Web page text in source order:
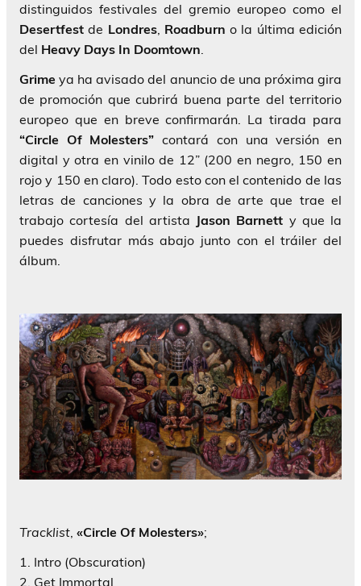
distinguidos festivales del gremio europeo como el
Desertfest de Londres, Roadburn o la última edición
del Heavy Days In Doomtown.
Grime ya ha avisado del anuncio de una próxima gira
de promoción que cubrirá buena parte del territorio
europeo que en breve confirmarán. La tirada para
“Circle Of Molesters” contará con una versión en
digital y otra en vinilo de 12” (200 en negro, 150 en
rojo y 150 en claro). Todo esto con el contenido de las
letras de canciones y la obra de arte que trae el
trabajo cortesía del artista Jason Barnett y que la
puedes disfrutar más abajo junto con el tráiler del
álbum.
Tracklist, «Circle Of Molesters»;
1. Intro (Obscuration)
2. Get Immortal